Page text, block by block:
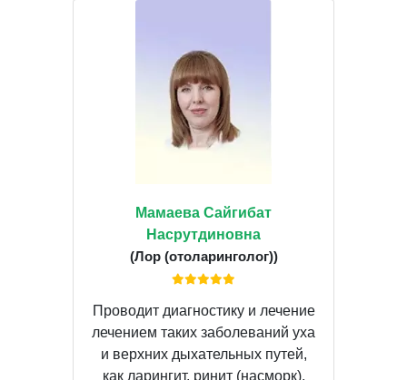
Мамаева Сайгибат
Насрутдиновна
(Лор (отоларинголог))
Проводит диагностику и лечение
лечением таких заболеваний уха
и верхних дыхательных путей,
как ларингит, ринит (насморк),